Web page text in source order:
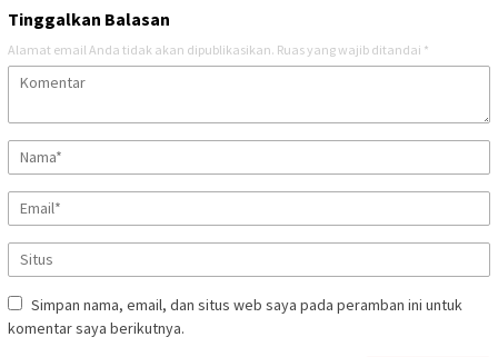
Tinggalkan Balasan
Alamat email Anda tidak akan dipublikasikan. Ruas yang wajib ditandai *
Simpan nama, email, dan situs web saya pada peramban ini untuk
komentar saya berikutnya.